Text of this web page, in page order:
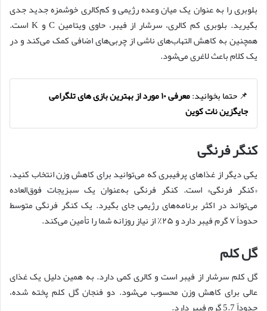
بلوبری را به‌ عنوان یک میان ‌وعده رژیمی و کم‌کالری خوشمزه جدید جدی
بگیرید. بلوبری کم کالری، سرشار از فیبر، حاوی ویتامین C و K است.
همچنین به کاهش التهاب‌های ناشی از چربی‌های اضافی کمک می‌کند و در
یک کلام باعث لاغری می‌شود.
📌 حتما بخوانید:
معرفی ۱۰ مورد از بهترین بازی‌ های تلگرامی
جایگزین نات کوین
کنگر فرنگی
یکی دیگر از غذاهای پرفیبری که می‌توانید برای کاهش وزن انتخاب کنید،
«کنگر فرنگی» است. کنگر فرنگی به‌عنوان یک سبزیجات فوق‌العاده
می‌تواند در اکثر برنامه‌های رژیمی جای بگیرد. یک کنگر فرنگی متوسط
حدوداً ۷ گرم فیبر دارد و ۲۵٪ از نیاز روزانه شما را تأمین می‌کند.
گل کلم
گل کلم سرشار از فیبر است و کالری کمی دارد. به همین دلیل یک غذای
عالی برای کاهش وزن محسوب می‌شود. دو فنجان گل کلم پخته شده،